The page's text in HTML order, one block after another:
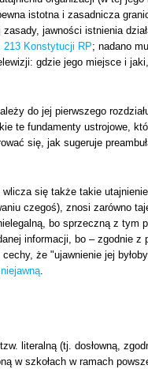
istotna i zasadnicza
jawności istnienia
213 Konstytucji RP; nadano
gdzie jego miejsce i
do jej pierwszego
te fundamenty ustrojowe,
się, jak sugeruje
się także takie
czegoś), znosi zarówno
bo sprzeczną z tym
informacji, bo – zgodnie
że "ujawnienie jej
.
literalną (tj. dosłowną,
w szkołach w ramach